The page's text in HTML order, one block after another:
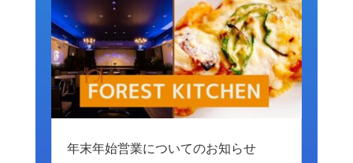
年末年始営業についてのお知らせ